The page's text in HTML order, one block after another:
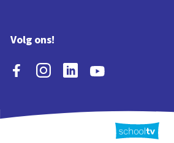
Volg ons!